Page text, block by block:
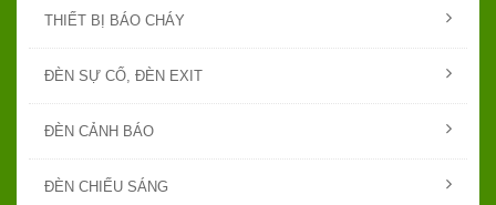
THIẾT BỊ BÁO CHÁY
ĐÈN SỰ CỐ, ĐÈN EXIT
ĐÈN CẢNH BÁO
ĐÈN CHIẾU SÁNG